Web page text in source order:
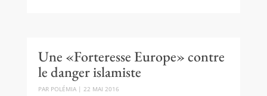
Une «Forteresse Europe» contre
le danger islamiste
PAR POLÉMIA| 22 MAI 2016